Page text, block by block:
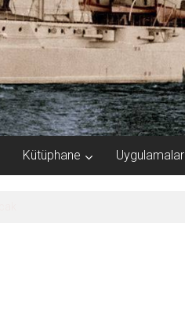
Kütüphane Uygulamalar